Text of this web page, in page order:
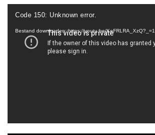
Code 150: Unknown error.
Bestand downloaden: https://youtu.be/KeFRLRA_XzQ?_=1